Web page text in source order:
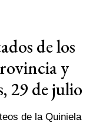
de los
y
29 de julio
de la Quiniela